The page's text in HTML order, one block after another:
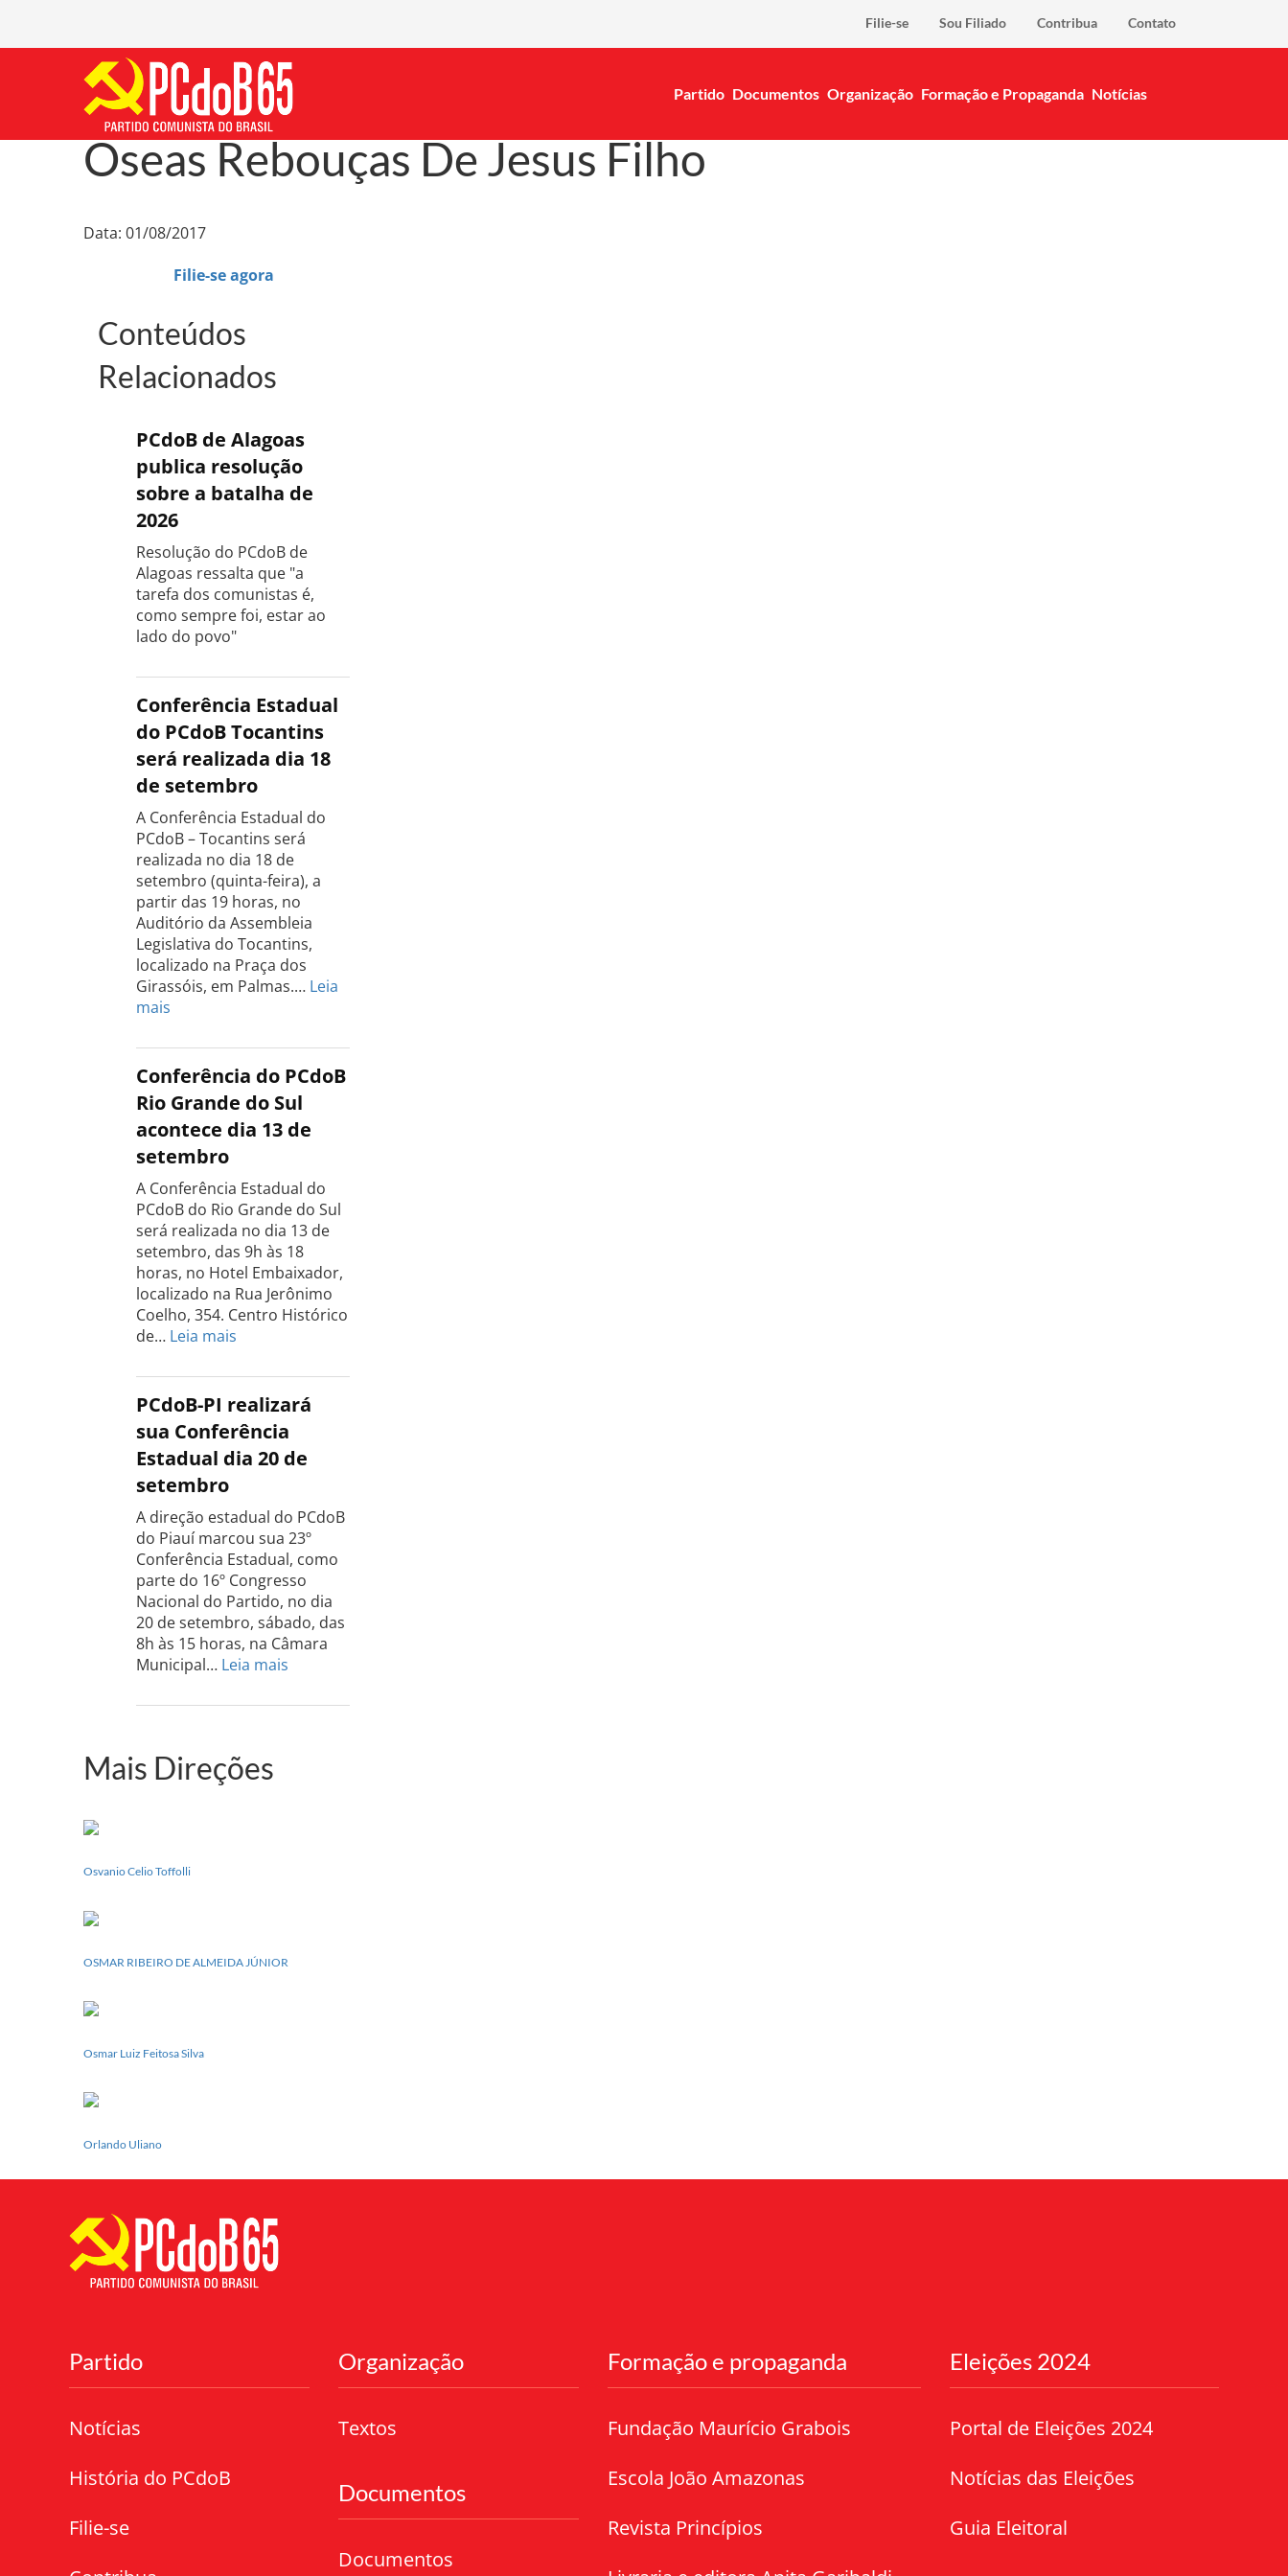
Filie-se Sou Filiado Contribua Contato
Partido Documentos Organização Formação e Propaganda Notícias
Oseas Rebouças De Jesus Filho
Data: 01/08/2017
Filie-se agora
Conteúdos
Relacionados
PCdoB de Alagoas
publica resolução
sobre a batalha de
2026
Resolução do PCdoB de
Alagoas ressalta que "a
tarefa dos comunistas é,
como sempre foi, estar ao
lado do povo"
Conferência Estadual
do PCdoB Tocantins
será realizada dia 18
de setembro
A Conferência Estadual do
PCdoB – Tocantins será
realizada no dia 18 de
setembro (quinta-feira), a
partir das 19 horas, no
Auditório da Assembleia
Legislativa do Tocantins,
localizado na Praça dos
Girassóis, em Palmas.… Leia
mais
Estadual
do
Tocantins
será
realizada
18
de
setembro
Conferência do PCdoB
Rio Grande do Sul
acontece dia 13 de
setembro
A Conferência Estadual do
PCdoB do Rio Grande do Sul
será realizada no dia 13 de
setembro, das 9h às 18
horas, no Hotel Embaixador,
localizado na Rua Jerônimo
Coelho, 354. Centro Histórico
de… Leia mais
do
PCdoB
Rio
Grande
do
dia
13
de
setembro
PCdoB-PI realizará
sua Conferência
Estadual dia 20 de
setembro
A direção estadual do PCdoB
do Piauí marcou sua 23º
Conferência Estadual, como
parte do 16º Congresso
Nacional do Partido, no dia
20 de setembro, sábado, das
8h às 15 horas, na Câmara
Municipal… Leia mais
PI
Mais Direções
Osvanio Celio Toffolli
OSMAR RIBEIRO DE ALMEIDA JÚNIOR
Osmar Luiz Feitosa Silva
Orlando Uliano
Partido
Notícias
História do PCdoB
Filie-se
Organização
Textos
Documentos
Documentos
Formação e propaganda
Fundação Maurício Grabois
Escola João Amazonas
Revista Princípios
Eleições 2024
Portal de Eleições 2024
Notícias das Eleições
Guia Eleitoral